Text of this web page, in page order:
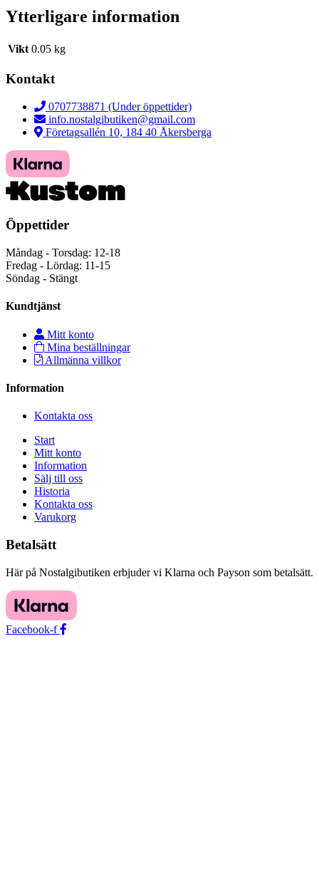
Ytterligare information
Vikt 0.05 kg
Kontakt
0707738871 (Under öppettider)
info.nostalgibutiken@gmail.com
Företagsallén 10, 184 40 Åkersberga
Öppettider
Måndag - Torsdag: 12-18
Fredag - Lördag: 11-15
Söndag - Stängt
Kundtjänst
Mitt konto
Mina beställningar
Allmänna villkor
Information
Kontakta oss
Start
Mitt konto
Information
Sälj till oss
Historia
Kontakta oss
Varukorg
Betalsätt
Här på Nostalgibutiken erbjuder vi Klarna och Payson som betalsätt.
Facebook-f